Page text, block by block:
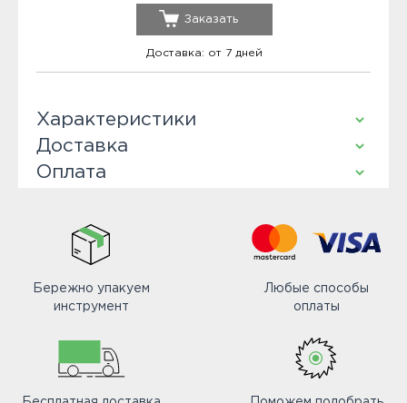
Заказать
Доставка: от 7 дней
Характеристики
Доставка
Оплата
Бережно упакуем
инструмент
Любые способы
оплаты